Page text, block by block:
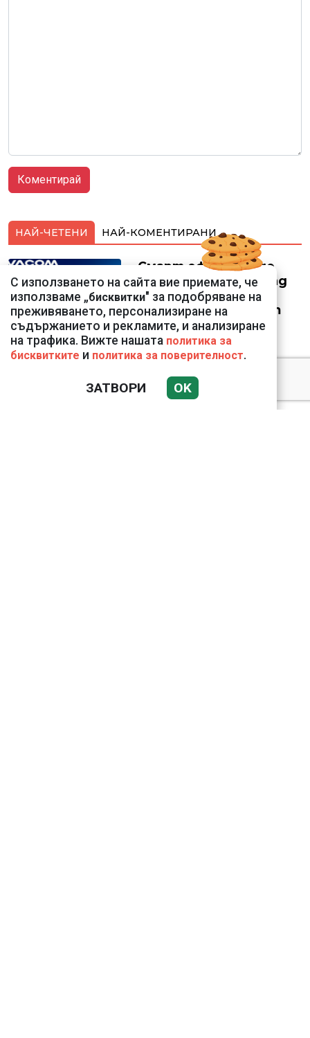
НАЙ-ЧЕТЕНИ НАЙ-КОМЕНТИРАНИ
Смарт оферти с до
90% отстъпка за над
150 устройства от
Vivacom през август
Подводни кадри от
С използването на сайта вие приемате, че
използваме „бисквитки" за подобряване на
преживяването, персонализиране на
съдържанието и рекламите, и анализиране
на трафика. Вижте нашата политика за
бисквитките и политика за поверителност.
ЗАТВОРИ OK